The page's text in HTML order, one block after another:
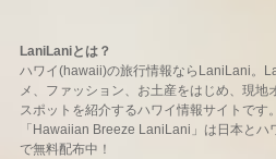
LaniLaniとは？
ハワイ(hawaii)の旅行情報ならLaniLani。
メ、ファッション、お土産をはじめ、現
スポットを紹介するハワイ情報サイトです
「Hawaiian Breeze LaniLani」は日本と
で無料配布中！